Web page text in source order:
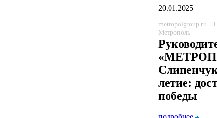
20.01.2025
metropolgroup.ru -
Метрополь
летие:
победы
подробнее